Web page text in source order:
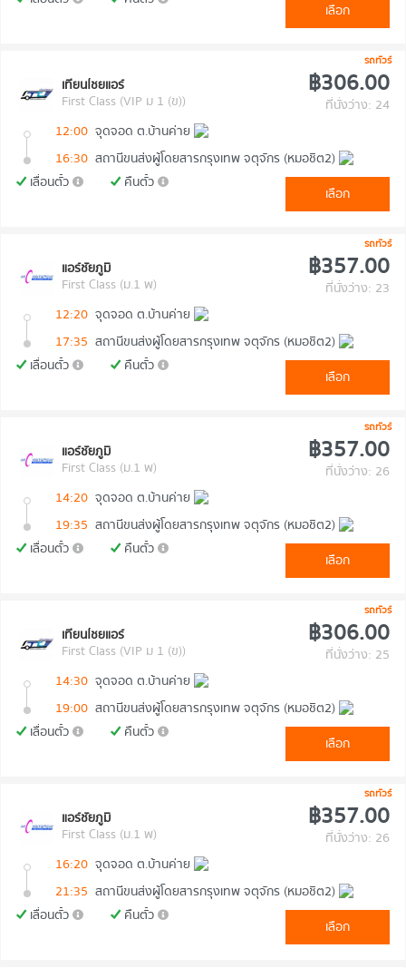
เลือก
รถทัวร์
เทียนไชยแอร์
First Class (VIP ม 1 (ข))
฿306.00
ที่นั่งว่าง: 24
12:00 จุดจอด ต.บ้านค่าย
16:30 สถานีขนส่งผู้โดยสารกรุงเทพ จตุจักร (หมอชิต2)
เลื่อนตั๋ว
คืนตั๋ว
เลือก
รถทัวร์
แอร์ชัยภูมิ
First Class (ม.1 พ)
฿357.00
ที่นั่งว่าง: 23
12:20 จุดจอด ต.บ้านค่าย
17:35 สถานีขนส่งผู้โดยสารกรุงเทพ จตุจักร (หมอชิต2)
เลื่อนตั๋ว
คืนตั๋ว
เลือก
รถทัวร์
แอร์ชัยภูมิ
First Class (ม.1 พ)
฿357.00
ที่นั่งว่าง: 26
14:20 จุดจอด ต.บ้านค่าย
19:35 สถานีขนส่งผู้โดยสารกรุงเทพ จตุจักร (หมอชิต2)
เลื่อนตั๋ว
คืนตั๋ว
เลือก
รถทัวร์
เทียนไชยแอร์
First Class (VIP ม 1 (ข))
฿306.00
ที่นั่งว่าง: 25
14:30 จุดจอด ต.บ้านค่าย
19:00 สถานีขนส่งผู้โดยสารกรุงเทพ จตุจักร (หมอชิต2)
เลื่อนตั๋ว
คืนตั๋ว
เลือก
รถทัวร์
แอร์ชัยภูมิ
First Class (ม.1 พ)
฿357.00
ที่นั่งว่าง: 26
16:20 จุดจอด ต.บ้านค่าย
21:35 สถานีขนส่งผู้โดยสารกรุงเทพ จตุจักร (หมอชิต2)
เลื่อนตั๋ว
คืนตั๋ว
เลือก